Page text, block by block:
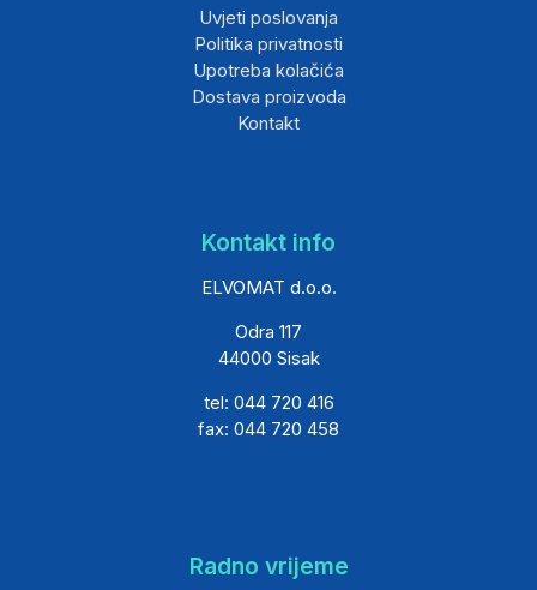
Uvjeti poslovanja
Politika privatnosti
Upotreba kolačića
Dostava proizvoda
Kontakt
Kontakt info
ELVOMAT d.o.o.
Odra 117
44000 Sisak
tel: 044 720 416
fax: 044 720 458
Radno vrijeme